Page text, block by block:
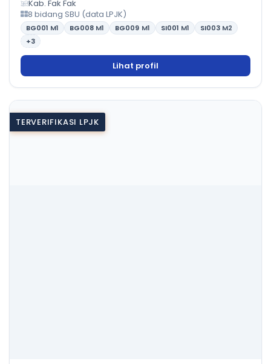
Kab. Fak Fak
8 bidang SBU (data LPJK)
BG001 M1 BG008 M1 BG009 M1 SI001 M1 SI003 M2
+3
Lihat profil
TERVERIFIKASI LPJK